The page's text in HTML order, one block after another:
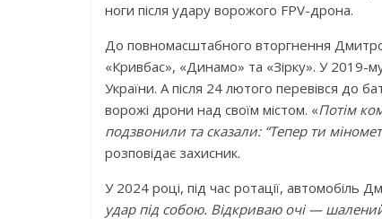
ноги після удару ворожого FPV-дрона.
До повномасштабного вторгнення
«Кривбас», «Динамо» та «Зірку». У 2019-
України. А після 24 лютого перевівся
ворожі дрони над своїм містом. «Потім
подзвонили та сказали: “Тепер ти
розповідає захисник.
У 2024 році, під час ротації, автомобіль
удар під собою. Відкриваю очі —